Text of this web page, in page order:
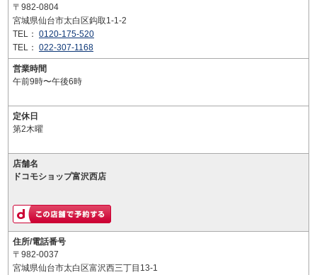
〒982-0804
宮城県仙台市太白区鈎取1-1-2
TEL： 0120-175-520
TEL： 022-307-1168
営業時間
午前9時〜午後6時
定休日
第2木曜
店舗名
ドコモショップ富沢西店
住所/電話番号
〒982-0037
宮城県仙台市太白区富沢西三丁目13-1